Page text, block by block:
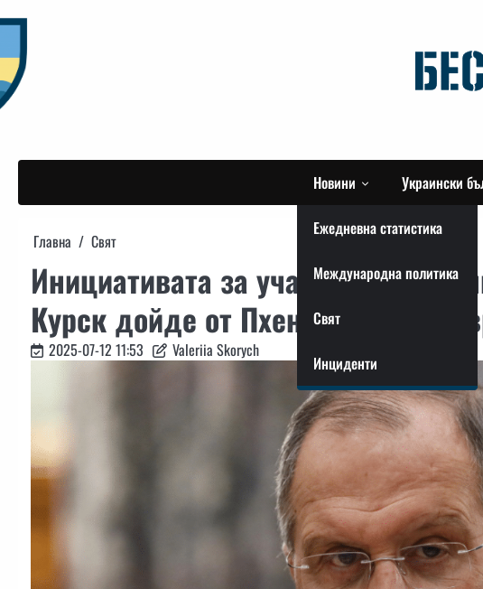
to
content
Новини
Ежедневна статистика
Международна политика
Свят
Инциденти
Украински
Главна Свят
Инициативата за участие на
Курск дойде от Пхенян, заяви
2025-07-12 11:53 Valeriia Skorych